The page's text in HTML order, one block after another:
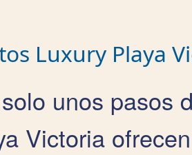
Luxury Playa
unos pasos
Victoria